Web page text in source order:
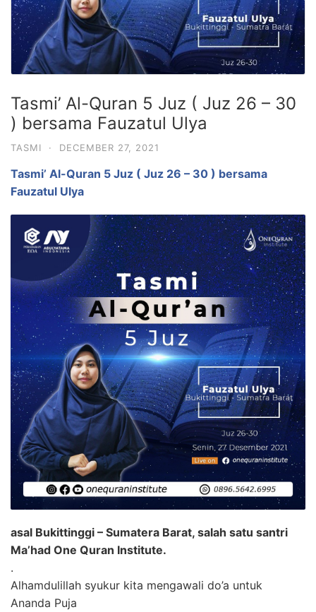
Tasmi’ Al-Quran 5 Juz ( Juz 26 – 30
) bersama Fauzatul Ulya
TASMI · DECEMBER 27, 2021
Tasmi’ Al-Quran 5 Juz ( Juz 26 – 30 ) bersama
Fauzatul Ulya
asal Bukittinggi – Sumatera Barat, salah satu santri
Ma’had One Quran Institute.
.
Alhamdulillah syukur kita mengawali do’a untuk
Ananda Puja